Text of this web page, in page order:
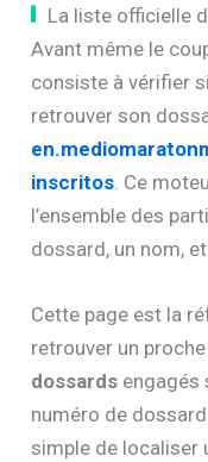
La liste officielle
Avant même le
consiste à vérifier
retrouver son
inscritos. Ce
l’ensemble des
dossard, un nom,
Cette page est la
retrouver un
dossards engagés
numéro de
simple de localiser